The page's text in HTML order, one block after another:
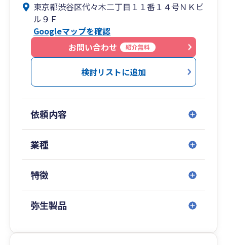
給与・勤怠・請求・支払など一連の導入支援や業
務効率化コンサルティング、各種公的支援(補助
金、助成金、支援金、資金調達など)を着手金なし
の成功報酬後払い方式で支援しており、補助金を
使いながらテレワークでバックオフィス業務が可
能になったと多くのお客様にご満足頂いておりま
す。公的支援のみの単発のご依頼も歓迎です。
りやzoomなどテレビ電話でのお打ち合わせ、
Dropboxを活用したクラウドでの資料のやりとり
を行うことが増えております。必要に応じて来所
がほとんどになっています。
起業・創業の支援にも力を入れており、会社設立
前から各種公的支援の受給を想定しつ一連のサー
東京都渋谷区代々木二丁目１１番１４号ＮＫビ
ル９Ｆ
Googleマップを確認
お問い合わせ
紹介無料
検討リストに追加
依頼内容
業種
特徴
弥生製品